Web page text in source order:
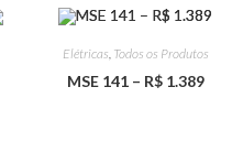
Elétricas, Todos os Produtos
MSE 141 – R$ 1.389